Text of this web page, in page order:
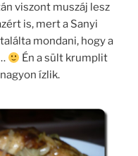
viszont muszáj lesz
is, mert a Sanyi
mondani, hogy a
Én a sült krumplit
ízlik.